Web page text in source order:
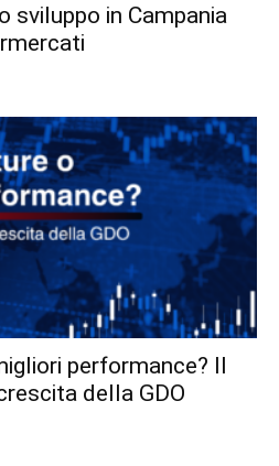
sviluppo in Campania
performance? Il
della GDO